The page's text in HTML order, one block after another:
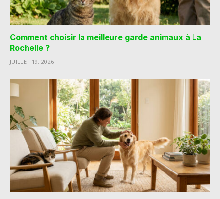
Comment choisir la meilleure garde animaux à La
Rochelle ?
JUILLET 19, 2026